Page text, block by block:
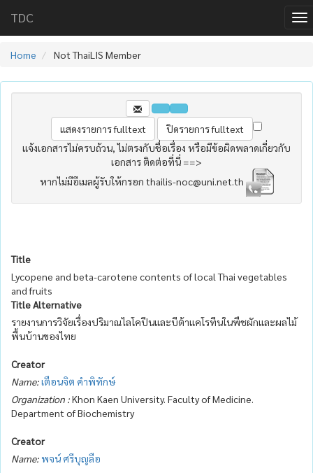
TDC
Home Not ThaiLIS Member
แจ้งเอกสารไม่ครบถ้วน, ไม่ตรงกับชื่อเรื่อง หรือมีข้อผิดพลาดเกี่ยวกับ
เอกสาร ติดต่อที่นี่ ==>
หากไม่มีอีเมลผู้รับให้กรอก thailis-noc@uni.net.th
Title
Lycopene and beta-carotene contents of local Thai vegetables
and fruits
Title Alternative
รายงานการวิจัยเรื่องปริมาณไลโคปีนและบีต้าแคโรทีนในพืชผักและผลไม้
พื้นบ้านของไทย
Creator
Name:เตือนจิต คำพิทักษ์
Organization :Khon Kaen University. Faculty of Medicine.
Department of Biochemistry
Creator
Name:พจน์ ศรีบุญลือ